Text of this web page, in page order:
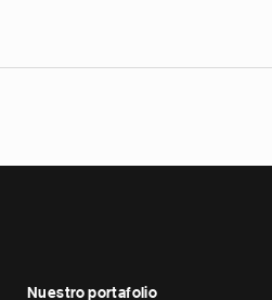
Nuestro portafolio